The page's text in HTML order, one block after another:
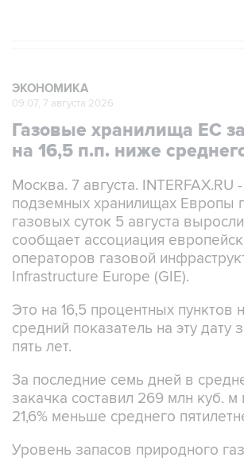
ЭКОНОМИКА
09:07, 7 августа 2026
Газовые хранилища ЕС
на 16,5 п.п. ниже
Москва. 7 августа. INTERFAX.RU
подземных хранилищах Европы
газовых суток 5 августа
сообщает ассоциация
операторов газовой
Infrastructure Europe (GIE).
Это на 16,5 процентных пунктов
средний показатель на эту дату
пять лет.
За последние семь дней в
закачка составил 269 млн куб. м
21,6% меньше среднего
Уровень запасов природного